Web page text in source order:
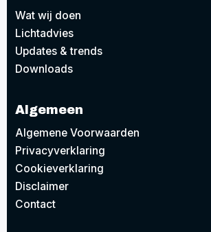
Wat wij doen
Lichtadvies
Updates & trends
Downloads
Algemeen
Algemene Voorwaarden
Privacyverklaring
Cookieverklaring
Disclaimer
Contact